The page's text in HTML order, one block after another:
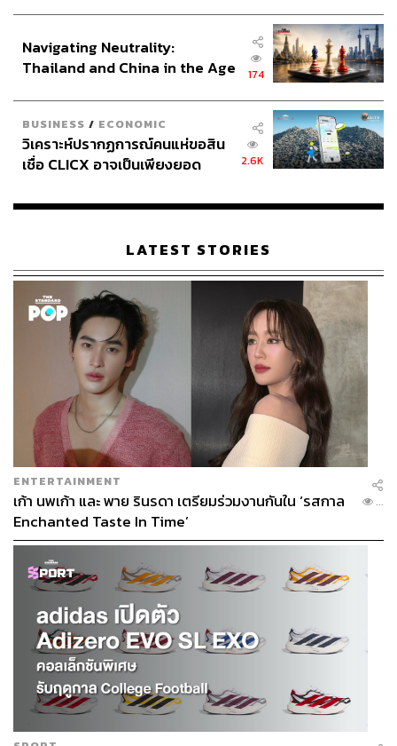
Navigating Neutrality:
Thailand and China in the Age
174
BUSINESS / ECONOMIC
วิเคราะห์ปรากฏการณ์คนแห่ขอสิน
เชื่อ CLICX อาจเป็นเพียงยอด
เรือนไทยที่ถูกซุกไว้
2.6K
LATEST STORIES
ENTERTAINMENT
เก้า นพเก้า และ พาย รินรดา เตรียมร่วมงานกันใน ‘รสกาล
Enchanted Taste In Time’
...